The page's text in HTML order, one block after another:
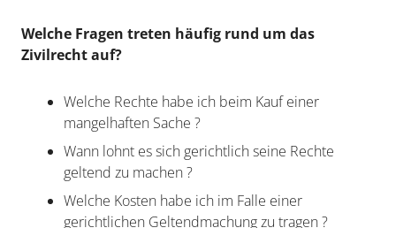
Welche Fragen treten häufig rund um das
Zivilrecht auf?
Welche Rechte habe ich beim Kauf einer
mangelhaften Sache ?
Wann lohnt es sich gerichtlich seine Rechte
geltend zu machen ?
Welche Kosten habe ich im Falle einer
gerichtlichen Geltendmachung zu tragen ?